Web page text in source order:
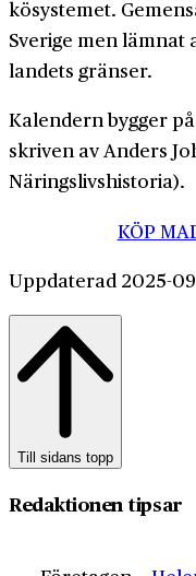
kösystemet.
Sverige men
landets gränser.
Kalendern bygger
skriven av Anders
Näringslivshistoria).
KÖP
Uppdaterad 2025-
Till sidans topp
Redaktionen tipsar